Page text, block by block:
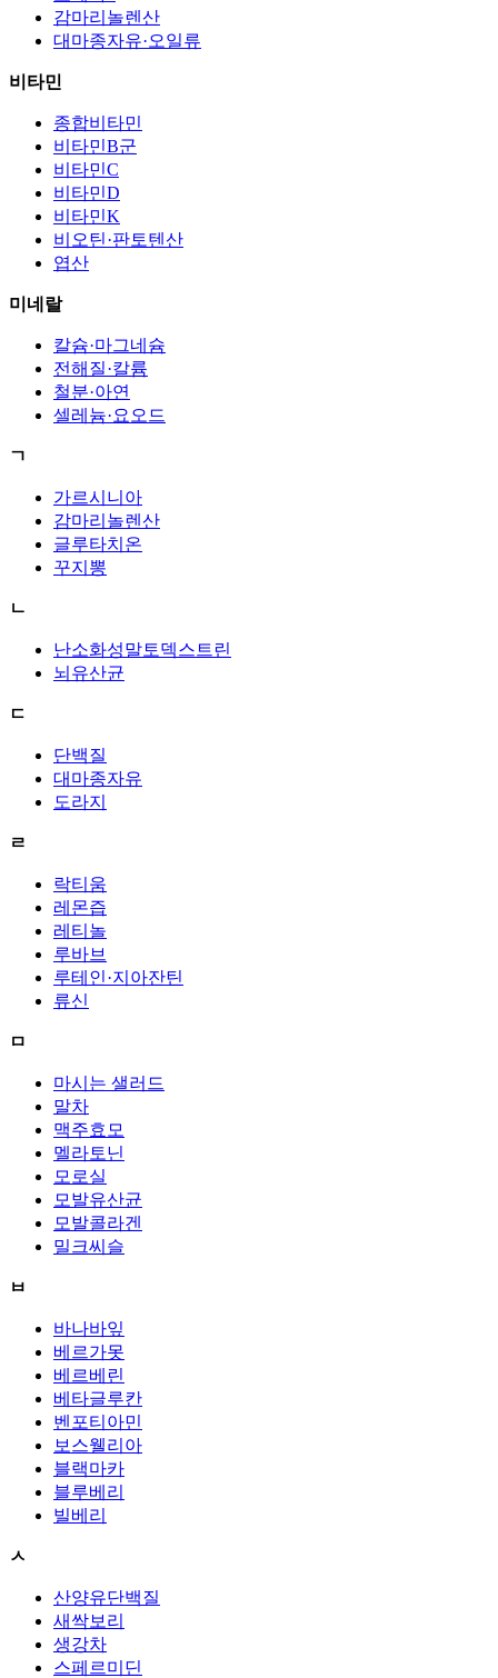
감마리놀렌산
대마종자유·오일류
비타민
종합비타민
비타민B군
비타민C
비타민D
비타민K
비오틴·판토텐산
엽산
미네랄
칼슘·마그네슘
전해질·칼륨
철분·아연
셀레늄·요오드
ㄱ
가르시니아
감마리놀렌산
글루타치온
꾸지뽕
ㄴ
난소화성말토덱스트린
뇌유산균
ㄷ
단백질
대마종자유
도라지
ㄹ
락티움
레몬즙
레티놀
루바브
루테인·지아잔틴
류신
ㅁ
마시는 샐러드
말차
맥주효모
멜라토닌
모로실
모발유산균
모발콜라겐
밀크씨슬
ㅂ
바나바잎
베르가못
베르베린
베타글루칸
벤포티아민
보스웰리아
블랙마카
블루베리
빌베리
ㅅ
산양유단백질
새싹보리
생강차
스페르미딘